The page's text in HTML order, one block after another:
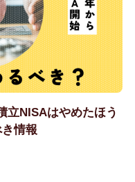
立NISAはやめたほう
情報